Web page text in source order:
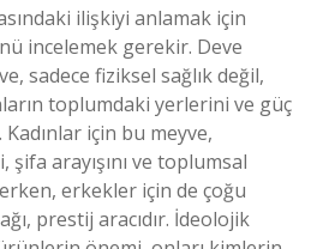
ilişkiyi anlamak için
incelemek gerekir. Deve
sadece fiziksel sağlık değil,
toplumdaki yerlerini ve güç
için bu meyve,
arayışını ve toplumsal
erkekler için de çoğu
prestij aracıdır. İdeolojik